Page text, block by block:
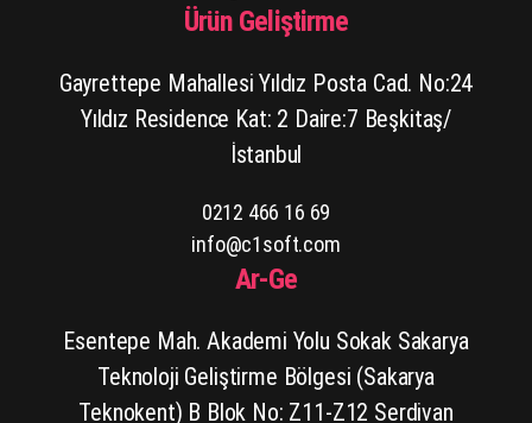
Ürün Geliştirme
Gayrettepe Mahallesi Yıldız Posta Cad. No:24
Yıldız Residence Kat: 2 Daire:7 Beşkitaş/
İstanbul
0212 466 16 69
info@c1soft.com
Ar-Ge
Esentepe Mah. Akademi Yolu Sokak Sakarya
Teknoloji Geliştirme Bölgesi (Sakarya
Teknokent) B Blok No: Z11-Z12 Serdivan